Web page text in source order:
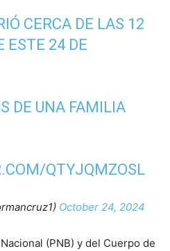
CERCA DE LAS 12
ESTE 24 DE
DE UNA FAMILIA
QTYJQMZOSL
October 24, 2024
(PNB) y del Cuerpo de